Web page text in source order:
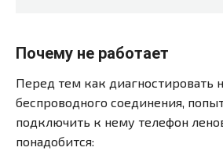
Почему не работает
Перед тем как диагностировать
беспроводного соединения,
подключить к нему телефон
понадобится: